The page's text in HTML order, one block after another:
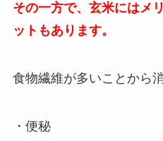
その一方で、玄米にはメ
ットもあります。
食物繊維が多いことから
・便秘